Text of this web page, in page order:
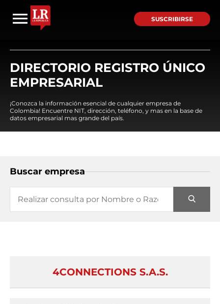
SUSCRIBIRSE
DIRECTORIO REGISTRO ÚNICO
EMPRESARIAL
¡Conozca la información esencial de cualquier empresa de
Colombia! Encuentre NIT, dirección, teléfono, y mas en la base de
datos empresarial mas grande del país.
Buscar empresa
4CONNECTIONS S.A.S.